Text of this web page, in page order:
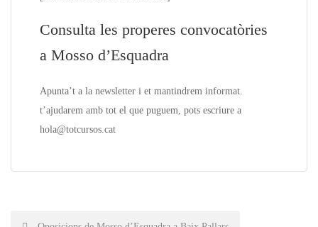
Consulta les properes convocatòries
a Mosso d’Esquadra
Apunta’t a la newsletter i et mantindrem informat.
t’ajudarem amb tot el que puguem, pots escriure a
hola@totcursos.cat